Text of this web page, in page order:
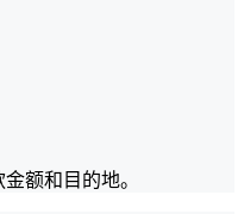
额和目的地。